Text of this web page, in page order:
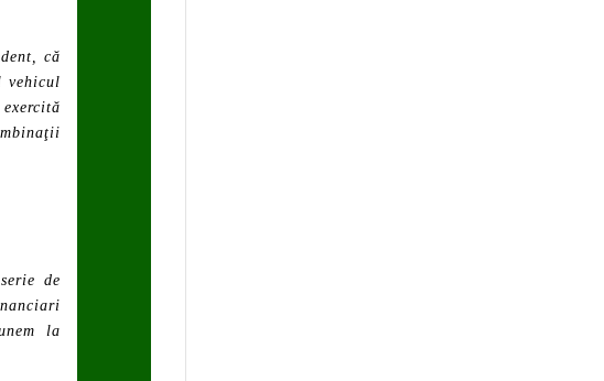
că
vehicul
de
la